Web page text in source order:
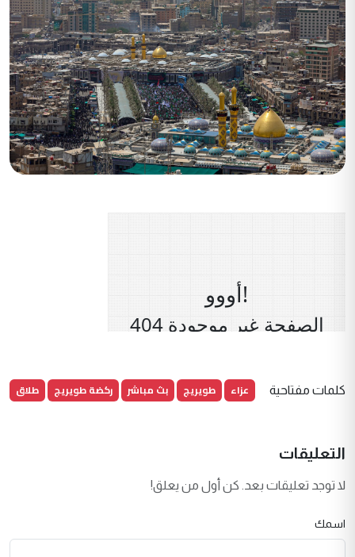
كلمات مفتاحية عزاء طويريج بث مباشر ركضة طويريج طلاق
التعليقات
لا توجد تعليقات بعد. كن أول من يعلق!
اسمك